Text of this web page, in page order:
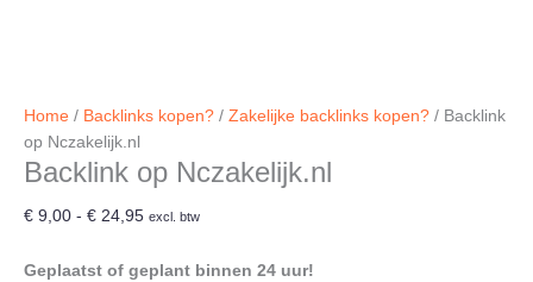
Home / Backlinks kopen? / Zakelijke backlinks kopen? / Backlink
op Nczakelijk.nl
Backlink op Nczakelijk.nl
€ 9,00 - € 24,95Prijsklasse:
tot
excl. btw
Geplaatst of geplant binnen 24 uur!